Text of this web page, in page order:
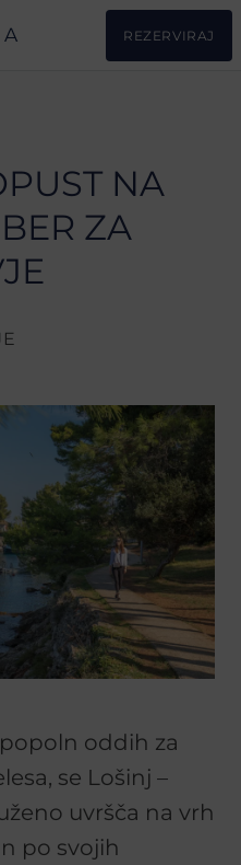
REZERVIRAJ
NA
ZA
oddih za
se Lošinj –
uvršča na vrh
po svojih